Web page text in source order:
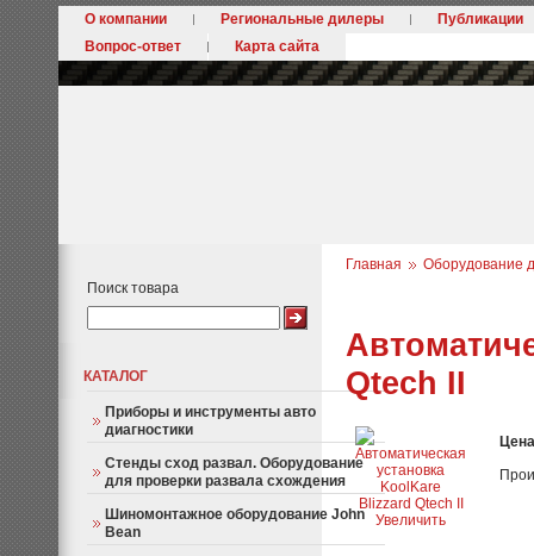
О компании Региональные дилеры
Публикации
Вопрос-ответ
Карта сайта
Поиск товара
КАТАЛОГ
Приборы и инструменты авто
диагностики
Стенды сход развал. Оборудование
для проверки развала схождения
Шиномонтажное оборудование John
Bean
Главная Оборудование
Qtech II
Увеличить